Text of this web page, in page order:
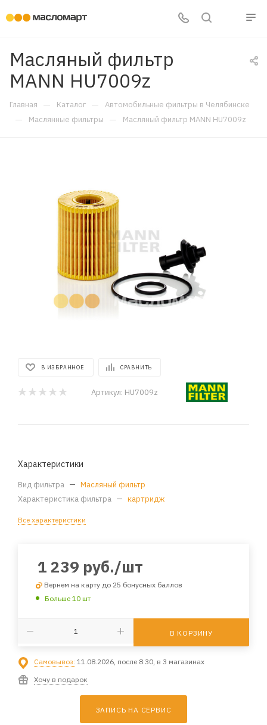
Масляный фильтр
MANN HU7009z
Главная — Каталог — Автомобильные фильтры в Челябинске
— Маслянные фильтры — Масляный фильтр MANN HU7009z
В ИЗБРАННОЕ СРАВНИТЬ
Артикул: HU7009z
Характеристики
Вид фильтра — Масляный фильтр
Характеристика фильтра — картридж
Все характеристики
1 239 руб./шт
Вернем на карту до 25 бонусных баллов
Больше 10 шт
В КОРЗИНУ
Самовывоз: 11.08.2026, после 8:30, в 3 магазинах
Хочу в подарок
ЗАПИСЬ НА СЕРВИС